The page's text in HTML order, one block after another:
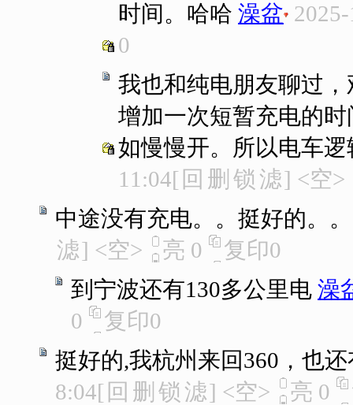
时间。哈哈 澡盆
0
我也和纯电朋友聊过
增加一次短暂充电的
如慢慢开。所以电车
11:04[ 回 删 锁 滤] <空>
中途没有充电。。挺好的。。
滤] <空> 亮 0 复印0
到宁波还有130多公里电 澡
0
复印0
挺好的,我杭州来回360，也
8:04[ 回 删 锁 滤] <空> 亮 0